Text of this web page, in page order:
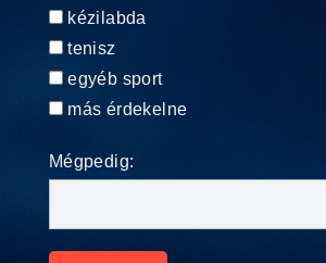
kézilabda
tenisz
egyéb sport
más érdekelne
Mégpedig: